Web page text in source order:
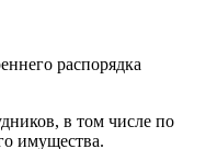
распорядка
в том числе по
имущества.